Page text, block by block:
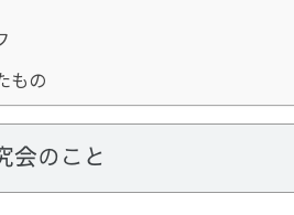
もの
のこと